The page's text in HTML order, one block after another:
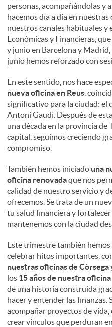
personas, acompañándolas y
hacemos día a día en
nuestros canales habituales y
Económicas y Financieras,
y junio en Barcelona y
junio hemos reforzado con
En este sentido, nos hace
nueva oficina en Reus ,
significativo para la ciudad: el
Antoni Gaudí. Después de
una década en la provincia de
capital, seguimos creciendo
compromiso.
También hemos iniciado una
oficina renovadaque nos
calidad de nuestro servicio y
ofrecemos. Se trata de un
tu salud financiera y
mantenemos con la ciudad
Este trimestre también
celebrar hitos importantes,
nuestras oficinas de Còrsega
los 15 años de nuestra
de una historia construida
hacer y entender las finanzas.
acompañar proyectos de
crear vínculos que perduran